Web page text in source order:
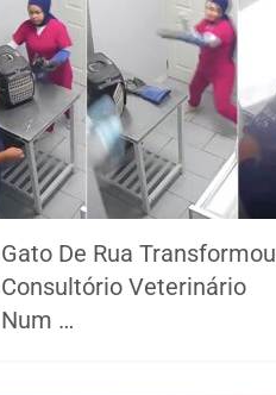
Gato De Rua Transformou
Consultório Veterinário
Num …